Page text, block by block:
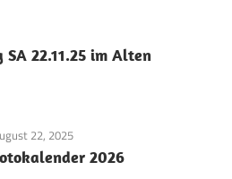
22.11.25 im Alten
22, 2025
2026